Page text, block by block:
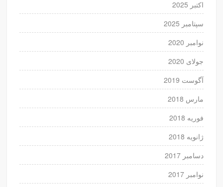
اکتبر 2025
سپتامبر 2025
نوامبر 2020
جولای 2020
آگوست 2019
مارس 2018
فوریه 2018
ژانویه 2018
دسامبر 2017
نوامبر 2017